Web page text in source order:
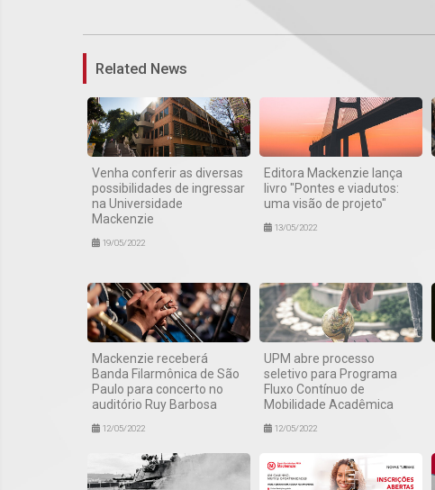
Related News
Venha conferir as diversas
possibilidades de ingressar
na Universidade
Mackenzie
19/05/2022
Editora Mackenzie lança
livro "Pontes e viadutos:
uma visão de projeto"
13/05/2022
Mackenzie receberá
Banda Filarmônica de São
Paulo para concerto no
auditório Ruy Barbosa
12/05/2022
UPM abre processo
seletivo para Programa
Fluxo Contínuo de
Mobilidade Acadêmica
12/05/2022